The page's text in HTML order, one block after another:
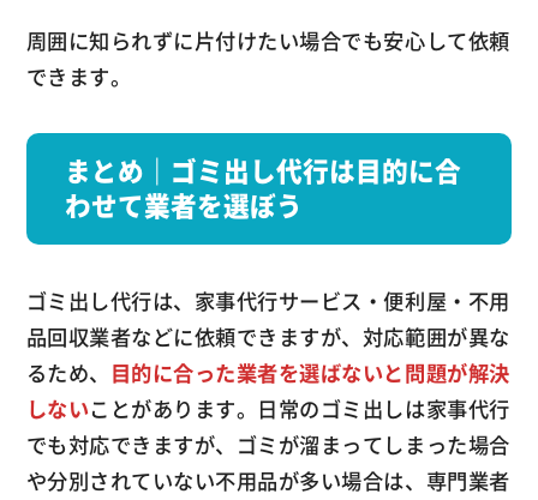
周囲に知られずに片付けたい場合でも安心して依頼
できます。
まとめ｜ゴミ出し代行は目的に合
わせて業者を選ぼう
ゴミ出し代行は、家事代行サービス・便利屋・不用
品回収業者などに依頼できますが、対応範囲が異な
るため、 目的に合った業者を選ばないと問題が解決
しないことがあります。日常のゴミ出しは家事代行
でも対応できますが、ゴミが溜まってしまった場合
や分別されていない不用品が多い場合は、専門業者